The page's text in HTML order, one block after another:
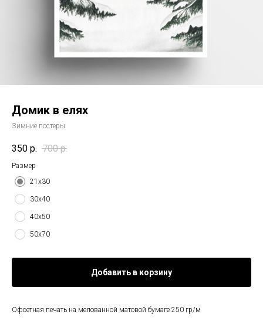
Домик в елях
Зимние постеры
350 р. 700 р.
Размер
21х30
30х40
40х50
50х70
Добавить в корзину
Офсетная печать на мелованной матовой бумаге 250 гр/м